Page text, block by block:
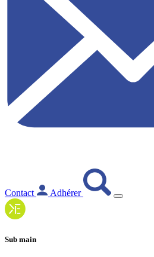
Contact Adhérer
Sub main